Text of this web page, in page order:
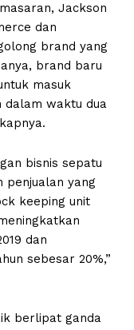
Jackson
dan
brand yang
brand baru
masuk
dalam waktu dua
bisnis sepatu
penjualan yang
keeping unit
dan
sebesar 20%,”
berlipat ganda